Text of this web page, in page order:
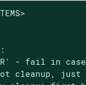
- fail in
cleanup, just